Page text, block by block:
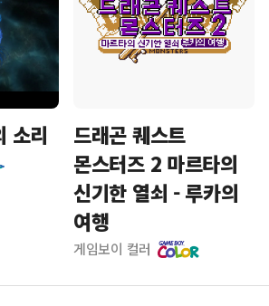
소리
드래곤 퀘스트
몬스터즈 2 마르타의
신기한 열쇠 - 루카의
여행
게임보이 컬러